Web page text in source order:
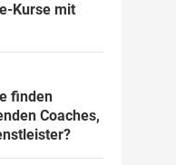
Kurse mit
finden
Coaches,